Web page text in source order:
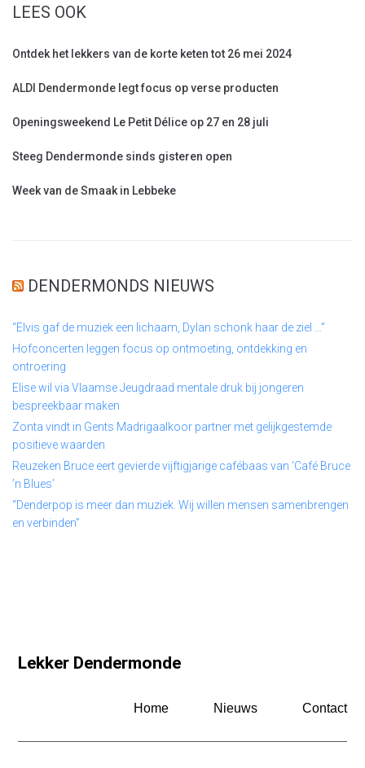
LEES OOK
Ontdek het lekkers van de korte keten tot 26 mei 2024
ALDI Dendermonde legt focus op verse producten
Openingsweekend Le Petit Délice op 27 en 28 juli
Steeg Dendermonde sinds gisteren open
Week van de Smaak in Lebbeke
DENDERMONDS NIEUWS
“Elvis gaf de muziek een lichaam, Dylan schonk haar de ziel …”
Hofconcerten leggen focus op ontmoeting, ontdekking en
ontroering
Elise wil via Vlaamse Jeugdraad mentale druk bij jongeren
bespreekbaar maken
Zonta vindt in Gents Madrigaalkoor partner met gelijkgestemde
positieve waarden
Reuzeken Bruce eert gevierde vijftigjarige cafébaas van ‘Café Bruce
’n Blues’
“Denderpop is meer dan muziek. Wij willen mensen samenbrengen
en verbinden”
Lekker Dendermonde
Home Nieuws Contact